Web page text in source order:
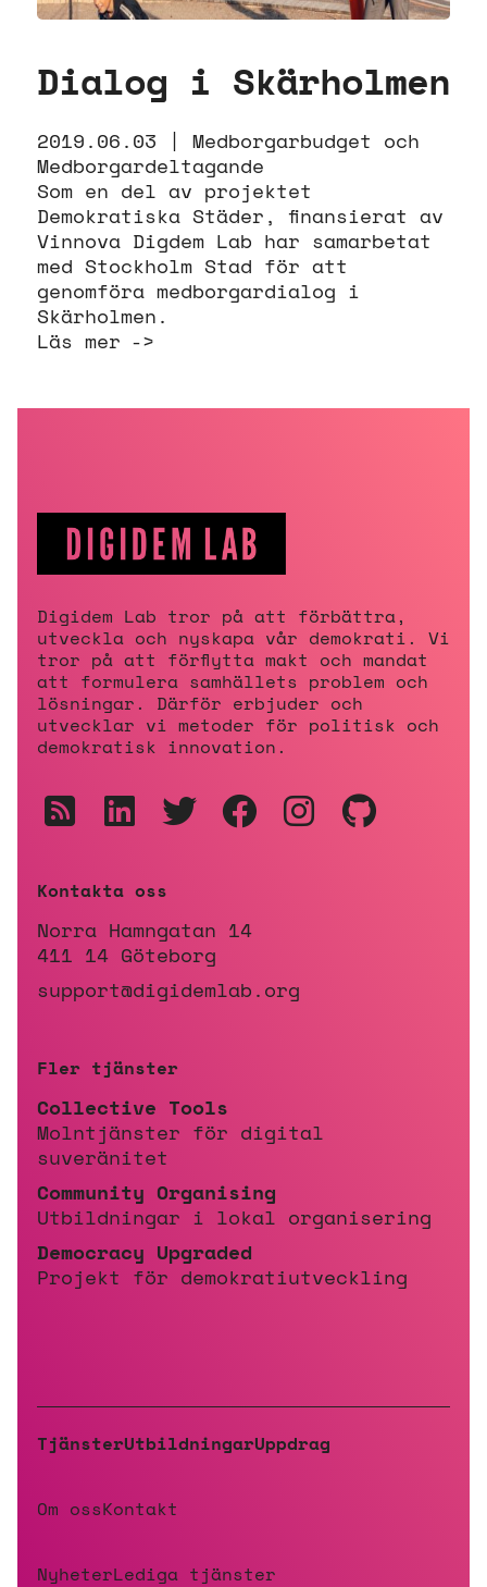
Dialog i Skärholmen
2019.06.03 |
Medborgarbudget och
Medborgardeltagande
Som en del av projektet
Demokratiska Städer, finansierat av
Vinnova Digdem Lab har samarbetat
med Stockholm Stad för att
genomföra medborgardialog i
Skärholmen.
Läs mer
Digidem Lab tror på att förbättra,
utveckla och nyskapa vår demokrati. Vi
tror på att förflytta makt och mandat
att formulera samhällets problem och
lösningar. Därför erbjuder och
utvecklar vi metoder för politisk och
demokratisk innovation.
Kontakta oss
Norra Hamngatan 14
411 14 Göteborg
support@digidemlab.org
Fler tjänster
Collective Tools
Molntjänster för digital
suveränitet
Community Organising
Utbildningar i lokal organisering
Democracy Upgraded
Projekt för demokratiutveckling
TjänsterUtbildningarUppdrag
Om oss Kontakt
Nyheter Lediga tjänster